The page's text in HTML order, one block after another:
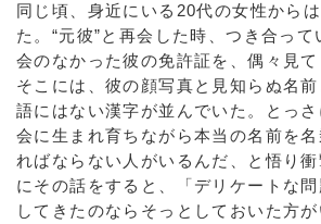
同じ頃、身近にいる20代の女性から
た。“元彼”と再会した時、つき合っ
会のなかった彼の免許証を、偶々見て
そこには、彼の顔写真と見知らぬ名
語にはない漢字が並んでいた。とっ
会に生まれ育ちながら本当の名前を
ればならない人がいるんだ、と悟り
にその話をすると、「デリケートな
してきたのならそっとしておいた方